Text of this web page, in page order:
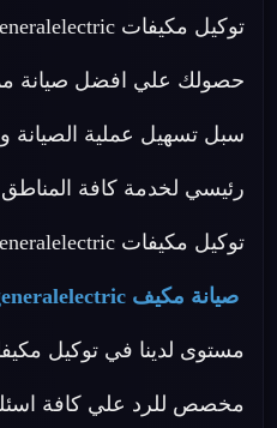
حصولك علي افضل صيانة
سبل تسهيل عملية
رئيسي لخدمة كافة
توكيل مكيفات generalelectric لديه فريق مدرب على
صيانة مكيف generalelectric